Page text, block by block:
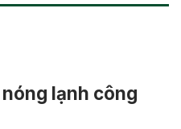
lạnh công